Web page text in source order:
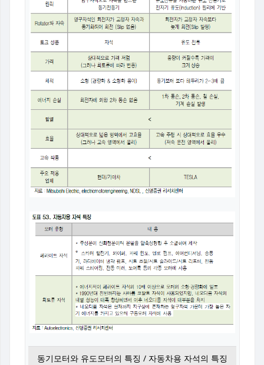
동기모터와 유도모터의 특징 / 자동차용 자석의 특징